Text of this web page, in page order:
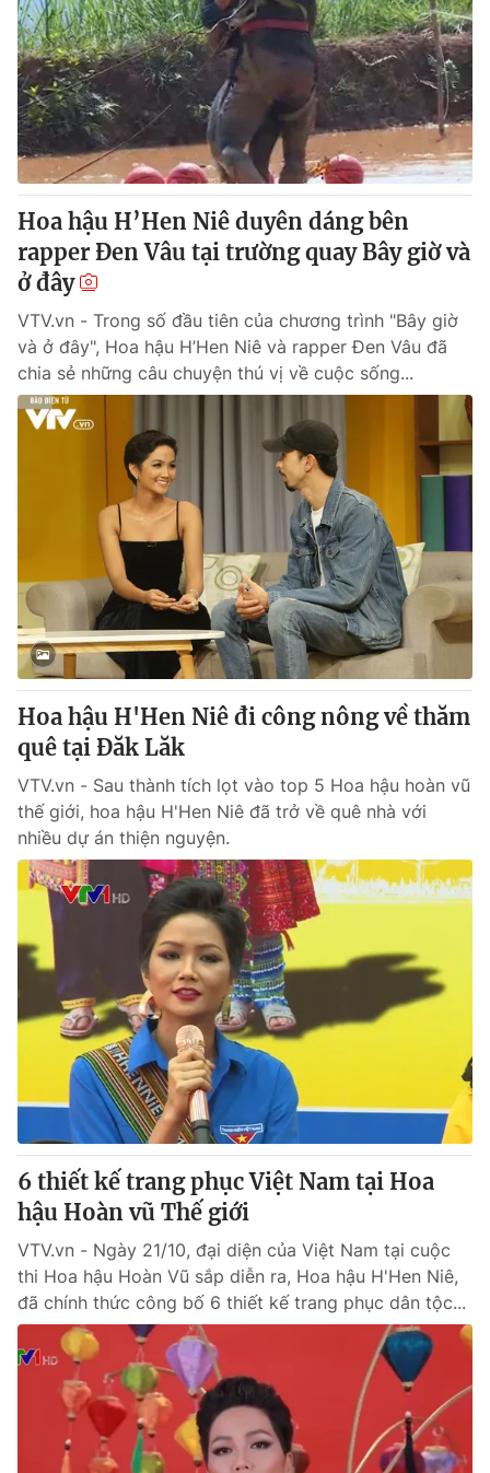
Hoa hậu H’Hen Niê duyên dáng bên
rapper Đen Vâu tại trường quay Bây giờ và
ở đây
VTV.vn - Trong số đầu tiên của chương trình "Bây giờ
và ở đây", Hoa hậu H’Hen Niê và rapper Đen Vâu đã
chia sẻ những câu chuyện thú vị về cuộc sống...
Hoa hậu H'Hen Niê đi công nông về thăm
quê tại Đăk Lăk
VTV.vn - Sau thành tích lọt vào top 5 Hoa hậu hoàn vũ
thế giới, hoa hậu H'Hen Niê đã trở về quê nhà với
nhiều dự án thiện nguyện.
6 thiết kế trang phục Việt Nam tại Hoa
hậu Hoàn vũ Thế giới
VTV.vn - Ngày 21/10, đại diện của Việt Nam tại cuộc
thi Hoa hậu Hoàn Vũ sắp diễn ra, Hoa hậu H'Hen Niê,
đã chính thức công bố 6 thiết kế trang phục dân tộc...